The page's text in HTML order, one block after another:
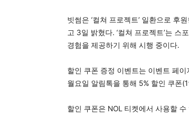
빗썸은 ‘컬쳐 프로젝트’ 일환으로 후
고 3일 밝혔다. ‘컬쳐 프로젝트’는
경험을 제공하기 위해 시행 중이다.
할인 쿠폰 증정 이벤트는 이벤트 페
월요일 알림톡을 통해 5% 할인 쿠폰
할인 쿠폰은 NOL 티켓에서 사용할